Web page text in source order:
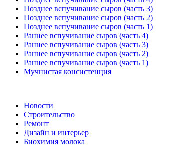
Позднее вспучивание сыров (часть 3)
Позднее вспучивание сыров (часть 2)
Позднее вспучивание сыров (часть 1)
Раннее вспучивание сыров (часть 4)
Раннее вспучивание сыров (часть 3)
Раннее вспучивание сыров (часть 2)
Раннее вспучивание сыров (часть 1)
Мучнистая консистенция
Новости
Строительство
Ремонт
Дизайн и интерьер
Биохимия молока